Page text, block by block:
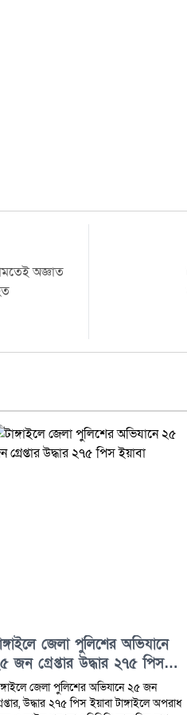
জেলা পুলিশের অভিযানে
জন গ্রেপ্তার উদ্ধার ২৭৫ পিস
জেলা পুলিশের অভিযানে ২৫ জন
উদ্ধার ২৭৫ পিস ইয়াবা টাঙ্গাইলে অপরাধ